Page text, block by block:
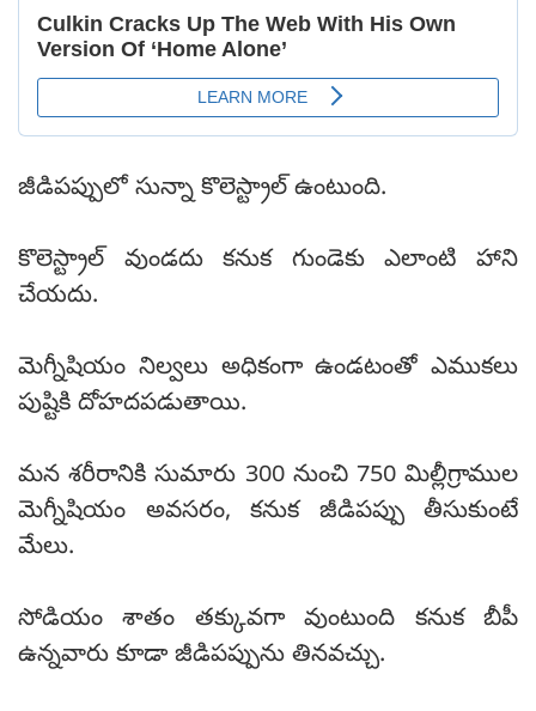
జీడిపప్పులో సున్నా కొలెస్ట్రాల్ ఉంటుంది.
కొలెస్ట్రాల్ వుండదు కనుక గుండెకు ఎలాంటి హాని
చేయదు.
మెగ్నీషియం నిల్వలు అధికంగా ఉండటంతో ఎముకలు
పుష్టికి దోహదపడుతాయి.
మన శరీరానికి సుమారు 300 నుంచి 750 మిల్లీగ్రాముల
మెగ్నీషియం అవసరం, కనుక జీడిపప్పు తీసుకుంటే
మేలు.
సోడియం శాతం తక్కువగా వుంటుంది కనుక బీపీ
ఉన్నవారు కూడా జీడిపప్పును తినవచ్చు.